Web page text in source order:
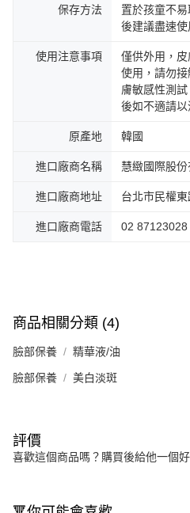
保存方法
置於孩童不
後建議盡速使
使用注意事項
僅供外用，
使用，請勿
膚敏感性測
後如不適請以
原產地 韓國
進口廠商名稱 慧緻國際股份
進口廠商地址 台北市民權
進口廠商電話 02 87123028
商品相關分類 (4)
臉部保養 精華液/油
臉部保養 美白淡斑
評價
喜歡這個商品嗎？購買後給他一個